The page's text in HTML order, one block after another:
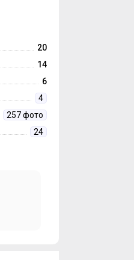
20
14
6
4
257 фото
24